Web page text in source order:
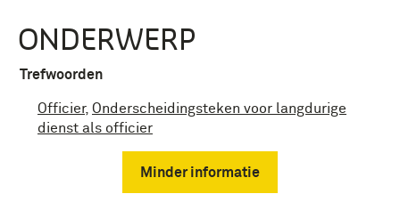
ONDERWERP
Trefwoorden
Officier, Onderscheidingsteken voor langdurige
dienst als officier
Minder informatie